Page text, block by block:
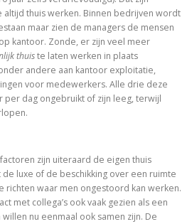
thuis werken. Binnen bedrijven wordt
maar zien de managers de mensen
kantoor. Zonde, er zijn veel meer
thuiste laten werken in plaats
andere aan kantoor exploitatie,
voor medewerkers. Alle drie deze
per dag ongebruikt of zijn leeg, terwijl
zijn uiteraard de eigen thuis
luxe of de beschikking over een ruimte
richten waar men ongestoord kan werken.
met collega’s ook vaak gezien als een
nu eenmaal ook samen zijn. De